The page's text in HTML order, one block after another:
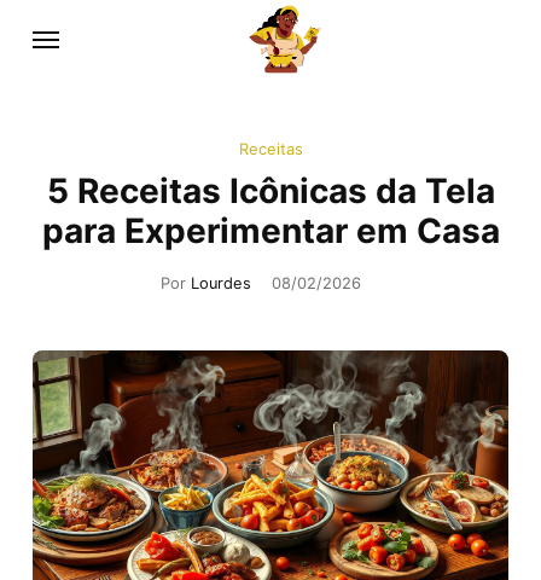
Receitas
5 Receitas Icônicas da Tela
para Experimentar em Casa
Por Lourdes 08/02/2026